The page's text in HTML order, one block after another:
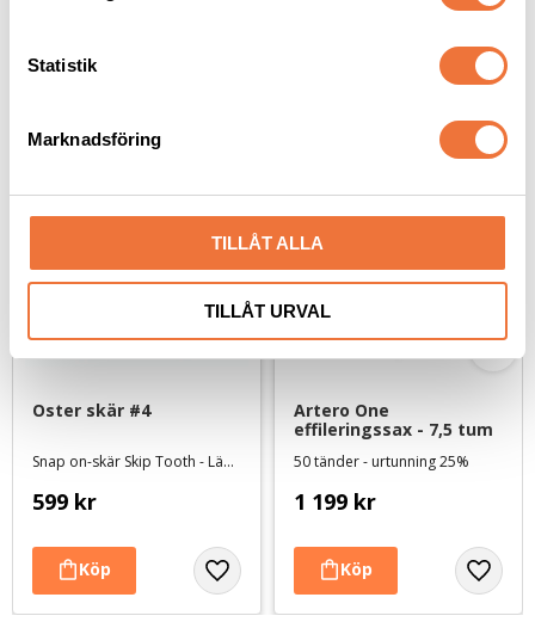
Statistik
Marknadsföring
TILLÅT ALLA
TILLÅT URVAL
Oster skär #4
Snap on-skär Skip Tooth - Lämnar 9,5 mm
599 kr
Artero One
effileringssax - 7,5 tum
50 tänder - urtunning 25%
1 199 kr